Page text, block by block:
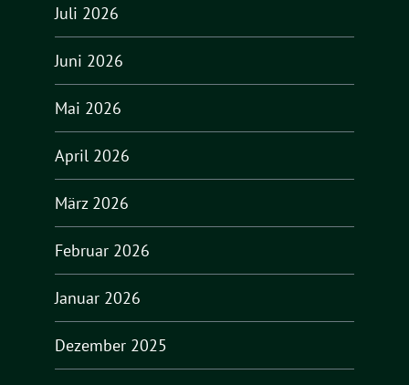
Juli 2026
Juni 2026
Mai 2026
April 2026
März 2026
Februar 2026
Januar 2026
Dezember 2025